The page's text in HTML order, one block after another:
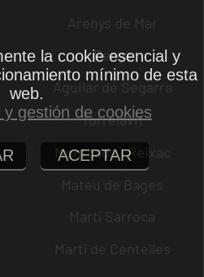
Arenys de Mar
Berga
Aguilar de Segarra
Torrelavit
Montcada i Reixac
Mateu de Bages
Martí Sarroca
Martí de Centelles
la cookie esencial y
mínimo de esta
web.
gestión de cookies
ACEPTAR